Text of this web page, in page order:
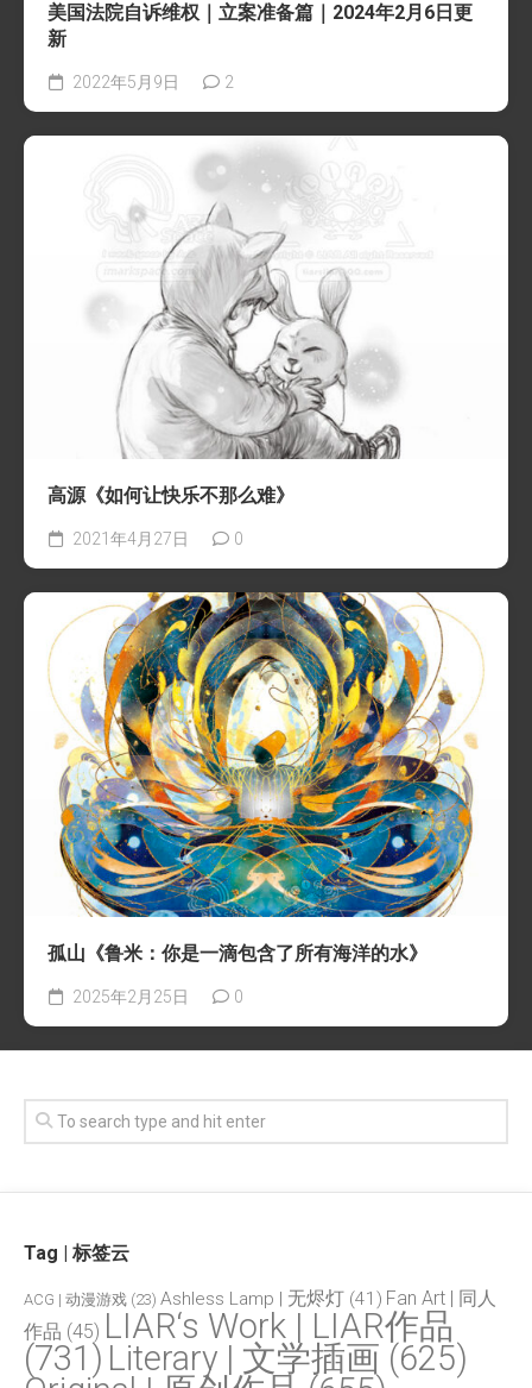
美国法院自诉维权｜立案准备篇｜2024年2月6日更
新
2022年5月9日 2
高源《如何让快乐不那么难》
2021年4月27日 0
孤山《鲁米：你是一滴包含了所有海洋的水》
2025年2月25日 0
Tag | 标签云
ACG | 动漫游戏 (23) Ashless Lamp | 无烬灯 (41) Fan Art | 同人
作品 (45) LIAR‘s Work | LIAR作品
(731) Literary | 文学插画 (625)